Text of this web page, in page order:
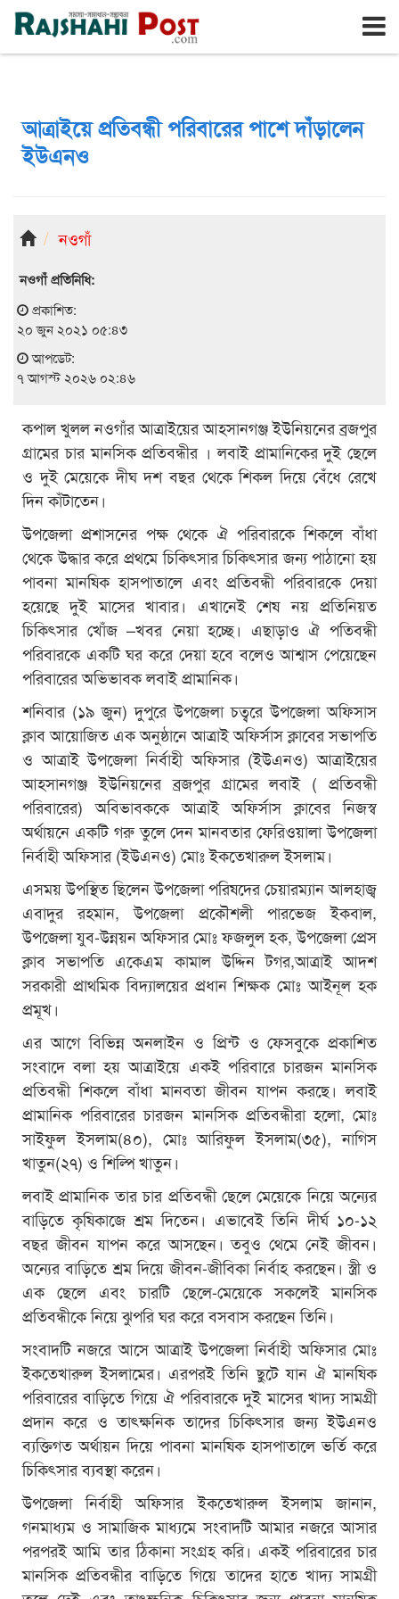
রাজশাহী শুক্রবার, ৭ই আগস্ট ২০২৬, ২৩শে শ্রাবণ ১৪৩৩
আত্রাইয়ে প্রতিবন্ধী পরিবারের পাশে দাঁড়ালেন
ইউএনও
নওগাঁ
নওগাঁ প্রতিনিধি:
প্রকাশিত:
২০ জুন ২০২১ ০৫:৪৩
আপডেট:
৭ আগস্ট ২০২৬ ০২:৪৬
কপাল খুলল নওগাঁর আত্রাইয়ের আহসানগঞ্জ ইউনিয়নের ব্রজপুর
গ্রামের চার মানসিক প্রতিবন্ধীর । লবাই প্রামানিকের দুই ছেলে
ও দুই মেয়েকে দীঘ দশ বছর থেকে শিকল দিয়ে বেঁধে রেখে
দিন কাঁটাতেন।
উপজেলা প্রশাসনের পক্ষ থেকে ঐ পরিবারকে শিকলে বাঁধা
থেকে উদ্ধার করে প্রথমে চিকিৎসার চিকিৎসার জন্য পাঠানো হয়
পাবনা মানষিক হাসপাতালে এবং প্রতিবন্ধী পরিবারকে দেয়া
হয়েছে দুই মাসের খাবার। এখানেই শেষ নয় প্রতিনিয়ত
চিকিৎসার খোঁজ –খবর নেয়া হচ্ছে। এছাড়াও ঐ পতিবন্ধী
পরিবারকে একটি ঘর করে দেয়া হবে বলেও আশ্বাস পেয়েছেন
পরিবারের অভিভাবক লবাই প্রামানিক।
শনিবার (১৯ জুন) দুপুরে উপজেলা চত্বরে উপজেলা অফিসাস
ক্লাব আয়োজিত এক অনুষ্ঠানে আত্রাই অফির্সাস ক্লাবের সভাপতি
ও আত্রাই উপজেলা নির্বাহী অফিসার (ইউএনও) আত্রাইয়ের
আহসানগঞ্জ ইউনিয়নের ব্রজপুর গ্রামের লবাই ( প্রতিবন্ধী
পরিবারের) অবিভাবককে আত্রাই অফির্সাস ক্লাবের নিজস্ব
অর্থায়নে একটি গরু তুলে দেন মানবতার ফেরিওয়ালা উপজেলা
নির্বাহী অফিসার (ইউএনও) মোঃ ইকতেখারুল ইসলাম।
এসময় উপস্থিত ছিলেন উপজেলা পরিষদের চেয়ারম্যান আলহাজ্ব
এবাদুর রহমান, উপজেলা প্রকৌশলী পারভেজ ইকবাল,
উপজেলা যুব-উন্নয়ন অফিসার মোঃ ফজলুল হক, উপজেলা প্রেস
ক্লাব সভাপতি একেএম কামাল উদ্দিন টগর,আত্রাই আদশ
সরকারী প্রাথমিক বিদ্যালয়ের প্রধান শিক্ষক মোঃ আইনূল হক
প্রমূখ।
এর আগে বিভিন্ন অনলাইন ও প্রিন্ট ও ফেসবুকে প্রকাশিত
সংবাদে বলা হয় আত্রাইয়ে একই পরিবারে চারজন মানসিক
প্রতিবন্ধী শিকলে বাঁধা মানবতা জীবন যাপন করছে। লবাই
প্রামানিক পরিবারের চারজন মানসিক প্রতিবন্ধীরা হলো, মোঃ
সাইফুল ইসলাম(৪০), মোঃ আরিফুল ইসলাম(৩৫), নাগিস
খাতুন(২৭) ও শিল্পি খাতুন।
লবাই প্রামানিক তার চার প্রতিবন্ধী ছেলে মেয়েকে নিয়ে অন্যের
বাড়িতে কৃষিকাজে শ্রম দিতেন। এভাবেই তিনি দীর্ঘ ১০-১২
বছর জীবন যাপন করে আসছেন। তবুও থেমে নেই জীবন।
অন্যের বাড়িতে শ্রম দিয়ে জীবন-জীবিকা নির্বাহ করছেন। স্ত্রী ও
এক ছেলে এবং চারটি ছেলে-মেয়েকে সকলেই মানসিক
প্রতিবন্ধীকে নিয়ে ঝুপরি ঘর করে বসবাস করছেন তিনি।
সংবাদটি নজরে আসে আত্রাই উপজেলা নির্বাহী অফিসার মোঃ
ইকতেখারুল ইসলামের। এরপরই তিনি ছুটে যান ঐ মানষিক
পরিবারের বাড়িতে গিয়ে ঐ পরিবারকে দুই মাসের খাদ্য সামগ্রী
প্রদান করে ও তাৎক্ষনিক তাদের চিকিৎসার জন্য ইউএনও
ব্যক্তিগত অর্থায়ন দিয়ে পাবনা মানষিক হাসপাতালে ভর্তি করে
চিকিৎসার ব্যবস্থা করেন।
উপজেলা নির্বাহী অফিসার ইকতেখারুল ইসলাম জানান,
গনমাধ্যম ও সামাজিক মাধ্যমে সংবাদটি আমার নজরে আসার
পরপরই আমি তার ঠিকানা সংগ্রহ করি। একই পরিবারের চার
মানসিক প্রতিবন্ধীর বাড়িতে গিয়ে তাদের হাতে খাদ্য সামগ্রী